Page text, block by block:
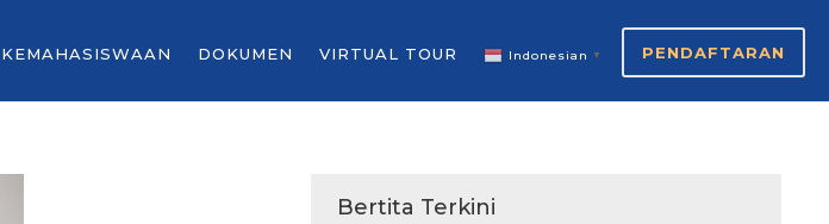
KEMAHASISWAAN DOKUMEN VIRTUAL TOUR Indonesian ▼ PENDAFTARAN
Bertita Terkini